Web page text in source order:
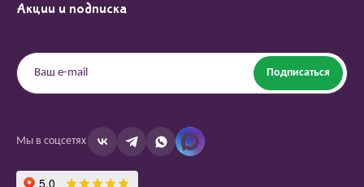
Акции и подписка
Подписаться
Мы в соцсетях